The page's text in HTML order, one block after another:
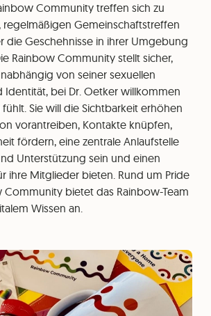
Community treffen sich zu
regelmäßigen Gemeinschaftstreffen
die Geschehnisse in ihrer Umgebung
Rainbow Community stellt sicher,
von seiner sexuellen
Identität, bei Dr. Oetker willkommen
Sie will die Sichtbarkeit erhöhen
vorantreiben, Kontakte knüpfen,
fördern, eine zentrale Anlaufstelle
Unterstützung sein und einen
ihre Mitglieder bieten. Rund um Pride
Community bietet das Rainbow-Team
Wissen an.